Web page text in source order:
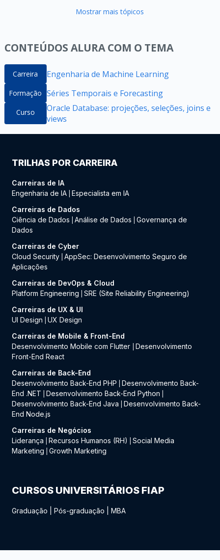
Mostrar mais tópicos
CONTEÚDOS ALURA COM O TEMA
Carreira Engenharia de Machine Learning
Formação Séries Temporais e Forecasting
Curso
Oracle Database: projeções, seleções, joins e
views
TRILHAS POR CARREIRA
Carreiras de IA
Engenharia de IA Especialista em IA
Carreiras de Dados
Ciência de Dados
Análise de Dados
Governança de
Dados
Carreiras de Cyber
Cloud Security AppSec: Desenvolvimento Seguro de
Aplicações
Carreiras de DevOps & Cloud
Platform Engineering
SRE (Site Reliability Engineering)
Carreiras de UX & UI
UI Design
UX Design
Carreiras de Mobile & Front-End
Desenvolvimento Mobile com Flutter
Desenvolvimento
Front-End React
Carreiras de Back-End
Desenvolvimento Back-End PHP
Desenvolvimento Back-
End .NET
Desenvolvimento Back-End Python
Desenvolvimento Back-End Java
Desenvolvimento Back-
End Node.js
Carreiras de Negócios
Liderança
Recursos Humanos (RH)
Social Media
Marketing
Growth Marketing
CURSOS UNIVERSITÁRIOS FIAP
Graduação Pós-graduação MBA